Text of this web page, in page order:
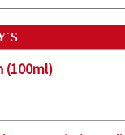
(100ml)